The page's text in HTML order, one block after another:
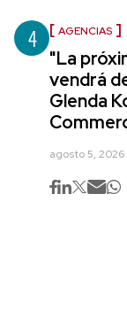
4 AGENCIAS
"La
vendrá
Glenda
agosto 5, 2026